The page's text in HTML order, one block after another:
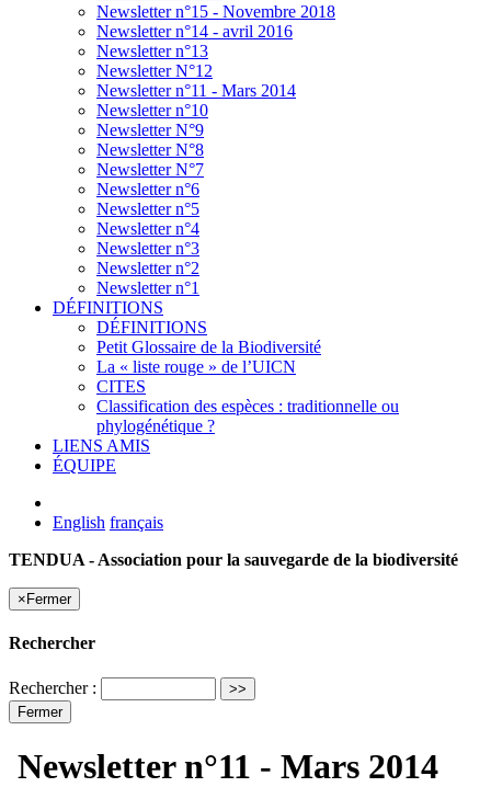
Newsletter n°15 - Novembre 2018
Newsletter n°14 - avril 2016
Newsletter n°13
Newsletter N°12
Newsletter n°11 - Mars 2014
Newsletter n°10
Newsletter N°9
Newsletter N°8
Newsletter N°7
Newsletter n°6
Newsletter n°5
Newsletter n°4
Newsletter n°3
Newsletter n°2
Newsletter n°1
DÉFINITIONS
DÉFINITIONS
Petit Glossaire de la Biodiversité
La « liste rouge » de l’UICN
CITES
Classification des espèces : traditionnelle ou
phylogénétique ?
LIENS AMIS
ÉQUIPE
English français
TENDUA - Association pour la sauvegarde de la biodiversité
× Fermer
Rechercher
Rechercher :
Fermer
Newsletter n°11 - Mars 2014